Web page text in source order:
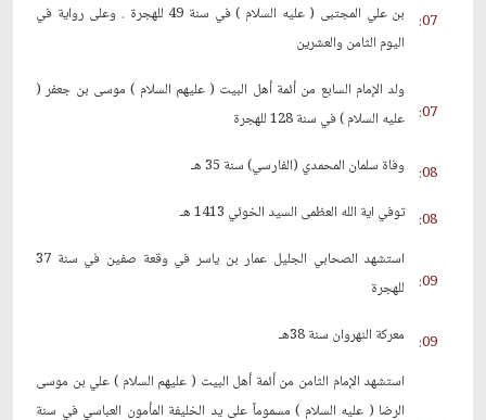
بن علي المجتبى ( عليه السلام ) في سنة 49 للهجرة . وعلى رواية في
اليوم الثامن والعشرين
07:
ولد الإمام السابع من أئمة أهل البيت ( عليهم السلام ) موسى بن جعفر (
عليه السلام ) في سنة 128 للهجرة
07:
وفاة سلمان المحمدي (الفارسي) سنة 35 هـ
08:
توفي اية الله العظمى السيد الخوئي 1413 هـ
08:
استشهد الصحابي الجليل عمار بن ياسر في وقعة صفين في سنة 37
للهجرة
09:
معركة النهروان سنة 38هـ
09:
استشهد الإمام الثامن من أئمة أهل البيت ( عليهم السلام ) علي بن موسى
الرضا ( عليه السلام ) مسموماً على يد الخليفة المأمون العباسي في سنة